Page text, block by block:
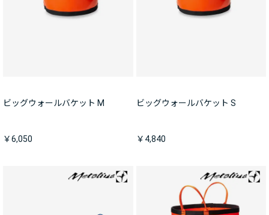
ビッグウォールバケット M
￥6,050
ビッグウォールバケット S
￥4,840